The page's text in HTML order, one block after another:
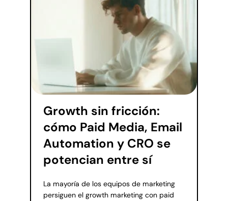
Growth sin fricción:
cómo Paid Media, Email
Automation y CRO se
potencian entre sí
La mayoría de los equipos de marketing
persiguen el growth marketing con paid